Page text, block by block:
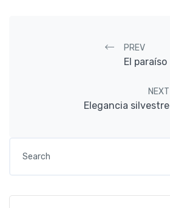
Post navigation
PREV
El paraíso
NEXT
Elegancia silvestre